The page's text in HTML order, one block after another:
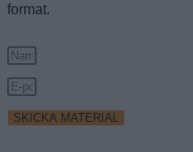
format.
SKICKA MATERIAL